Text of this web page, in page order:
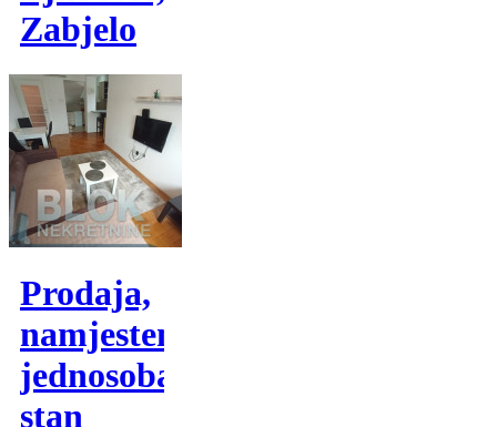
Zabjelo
Prodaja,
namjesten
jednosoban
stan